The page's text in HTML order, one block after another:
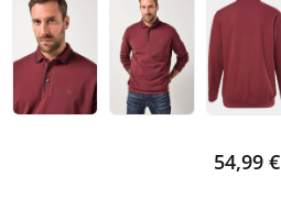
54,99 €